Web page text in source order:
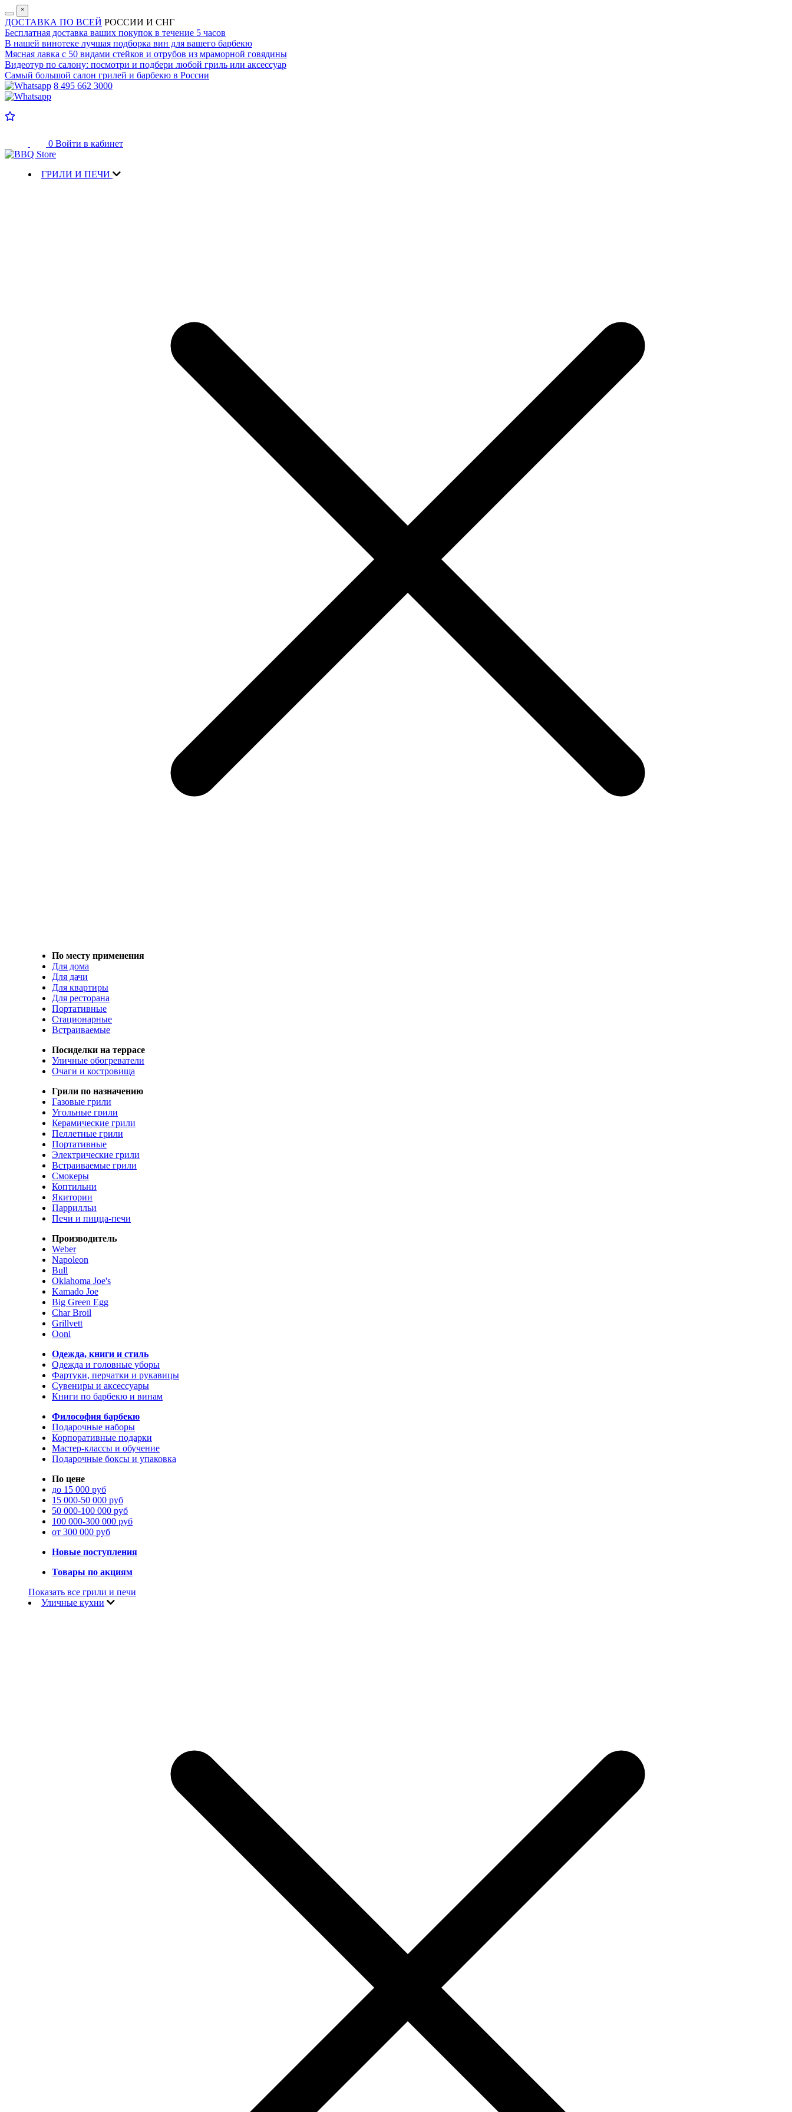
˟
ДОСТАВКА ПО ВСЕЙ РОССИИ И СНГ
Бесплатная доставка ваших покупок в течение 5 часов
В нашей винотеке лучшая подборка вин для вашего барбекю
Мясная лавка с 50 видами стейков и отрубов из мраморной говядины
Видеотур по салону: посмотри и подбери любой гриль или аксессуар
Самый большой салон грилей и барбекю в России
8 495 662 3000
0 Войти в кабинет
ГРИЛИ И ПЕЧИ
По месту применения
Для дома
Для дачи
Для квартиры
Для ресторана
Портативные
Стационарные
Встраиваемые
Посиделки на террасе
Уличные обогреватели
Очаги и костровища
Грили по назначению
Газовые грили
Угольные грили
Керамические грили
Пеллетные грили
Портативные
Электрические грили
Встраиваемые грили
Смокеры
Коптильни
Якитории
Паррилльи
Печи и пицца-печи
Производитель
Weber
Napoleon
Bull
Oklahoma Joe's
Kamado Joe
Big Green Egg
Char Broil
Grillvett
Ooni
Одежда, книги и стиль
Одежда и головные уборы
Фартуки, перчатки и рукавицы
Сувениры и аксессуары
Книги по барбекю и винам
Философия барбекю
Подарочные наборы
Корпоративные подарки
Мастер-классы и обучение
Подарочные боксы и упаковка
По цене
до 15 000 руб
15 000-50 000 руб
50 000-100 000 руб
100 000-300 000 руб
от 300 000 руб
Новые поступления
Товары по акциям
Показать все грили и печи
Уличные кухни